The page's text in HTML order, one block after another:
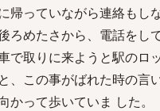
帰っていながら連絡もし
ろめたさから、電話をし
で取りに来ようと駅のロ
、この事がばれた時の言
かって歩いていま した。